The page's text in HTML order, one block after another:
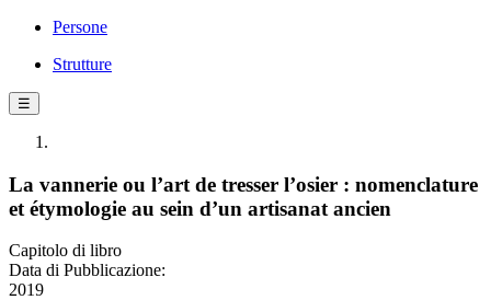
Persone
Strutture
☰
La vannerie ou l’art de tresser l’osier : nomenclature
et étymologie au sein d’un artisanat ancien
Capitolo di libro
Data di Pubblicazione:
2019